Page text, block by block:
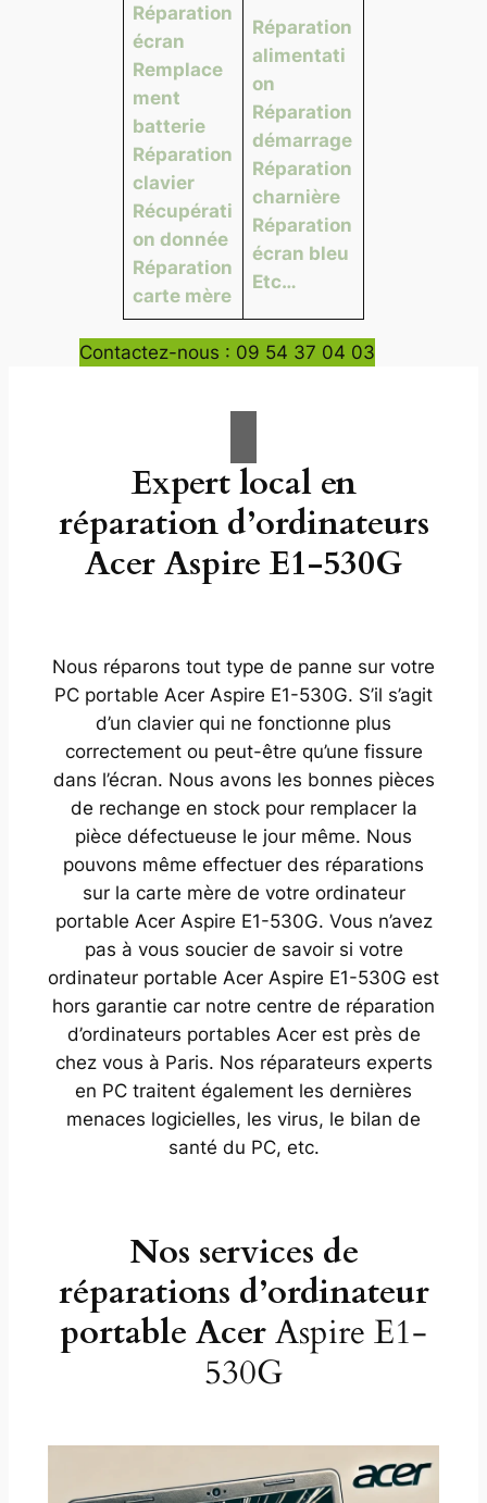
Réparation
écran
Remplace
ment
batterie
Réparation
clavier
Récupérati
on donnée
Réparation
carte mère
Réparation
alimentati
on
Réparation
démarrage
Réparation
charnière
Réparation
écran bleu
Etc…
Contactez-nous : 09 54 37 04 03
Expert local en
réparation d’ordinateurs
Acer Aspire E1-530G
Nous réparons tout type de panne sur votre
PC portable Acer Aspire E1-530G. S’il s’agit
d’un clavier qui ne fonctionne plus
correctement ou peut-être qu’une fissure
dans l’écran. Nous avons les bonnes pièces
de rechange en stock pour remplacer la
pièce défectueuse le jour même. Nous
pouvons même effectuer des réparations
sur la carte mère de votre ordinateur
portable Acer Aspire E1-530G. Vous n’avez
pas à vous soucier de savoir si votre
ordinateur portable Acer Aspire E1-530G est
hors garantie car notre centre de réparation
d’ordinateurs portables Acer est près de
chez vous à Paris. Nos réparateurs experts
en PC traitent également les dernières
menaces logicielles, les virus, le bilan de
santé du PC, etc.
Nos services de
réparations d’ordinateur
portable AcerAspire E1-
530G